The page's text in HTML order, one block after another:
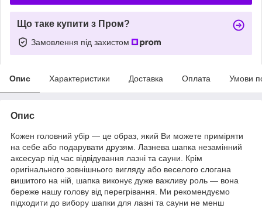
Що таке купити з Пром?
Замовлення під захистом
Опис Характеристики Доставка Оплата Умови
Опис
Кожен головний убір — це образ, який Ви можете приміряти
на себе або подарувати друзям. Лазнева шапка незамінний
аксесуар під час відвідування лазні та сауни. Крім
оригінального зовнішнього вигляду або веселого слогана
вишитого на ній, шапка виконує дуже важливу роль — вона
береже нашу голову від перегрівання. Ми рекомендуємо
підходити до вибору шапки для лазні та сауни не менш